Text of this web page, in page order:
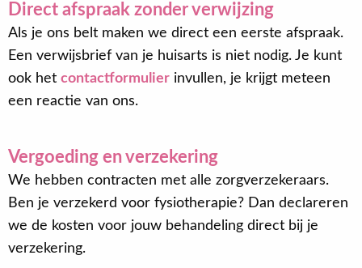
Direct afspraak zonder verwijzing
Als je ons belt maken we direct een eerste afspraak.
Een verwijsbrief van je huisarts is niet nodig. Je kunt
ook het contactformulier invullen, je krijgt meteen
een reactie van ons.
Vergoeding en verzekering
We hebben contracten met alle zorgverzekeraars.
Ben je verzekerd voor fysiotherapie? Dan declareren
we de kosten voor jouw behandeling direct bij je
verzekering.